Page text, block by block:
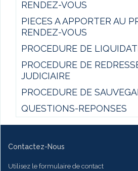
RENDEZ-VOUS
PIECES A APPORTER AU
RENDEZ-VOUS
PROCEDURE DE
PROCEDURE DE
JUDICIAIRE
PROCEDURE DE
QUESTIONS-REPONSES
Contactez-Nous
Utilisez le formulaire de contact